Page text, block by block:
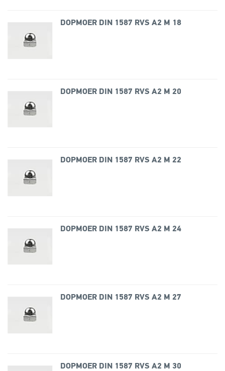
DOPMOER DIN 1587 RVS A2 M 18
DOPMOER DIN 1587 RVS A2 M 20
DOPMOER DIN 1587 RVS A2 M 22
DOPMOER DIN 1587 RVS A2 M 24
DOPMOER DIN 1587 RVS A2 M 27
DOPMOER DIN 1587 RVS A2 M 30